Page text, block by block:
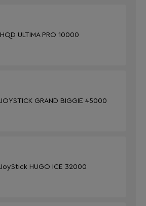
HQD ULTIMA PRO 10000
JOYSTICK GRAND BIGGIE 45000
JoyStick HUGO ICE 32000